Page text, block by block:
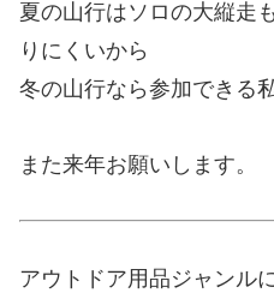
夏の山行はソロの大縦走
りにくいから
冬の山行なら参加できる私
また来年お願いします。
アウトドア用品ジャンル